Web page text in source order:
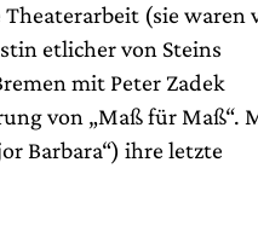
(sie waren
etlicher von Steins
mit Peter Zadek
von „Maß für Maß“.
Barbara“) ihre letzte